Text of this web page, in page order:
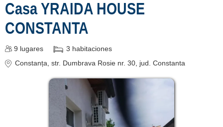
Casa YRAIDA HOUSE
CONSTANTA
9 lugares 3 habitaciones
Constanța, str. Dumbrava Rosie nr. 30, jud. Constanta